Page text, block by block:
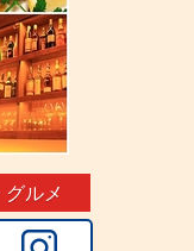
グルメ